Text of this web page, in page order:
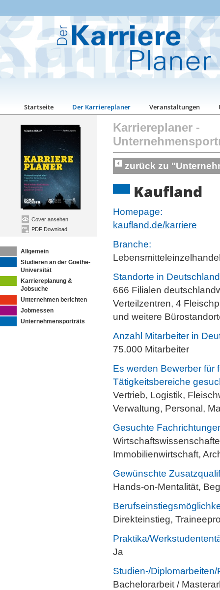
Startseite Der Karriereplaner Veranstaltungen
Cover ansehen
PDF Download
Allgemein
Studieren an der Goethe-
Universität
Karriereplanung &
Jobsuche
Unternehmen berichten
Jobmessen
Unternehmensporträts
Karriereplaner -
zurück zu
Kaufland
Homepage:
kaufland.de/karriere
Branche:
Standorte in
666 Filialen
Verteilzentren, 4
und weitere
Anzahl Mitarbeiter in
75.000 Mitarbeiter
Es werden Bewerber für
Tätigkeitsbereiche
Vertrieb, Logistik,
Verwaltung, Personal,
Gesuchte
Immobilienwirtschaft,
Gewünschte
Hands-on-Mentalität,
Direkteinstieg,
Praktika/
Ja
Studien-/
Bachelorarbeit /